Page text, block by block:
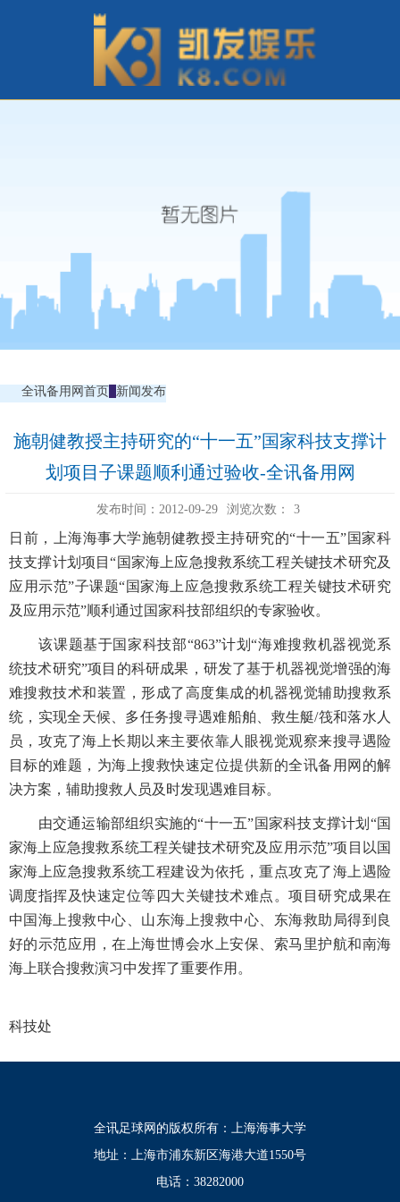
全讯备用网首页 新闻发布
施朝健教授主持研究的“十一五”国家科技支撑计
划项目子课题顺利通过验收-全讯备用网
发布时间：2012-09-29 浏览次数： 3
日前，上海海事大学施朝健教授主持研究的“十一五”国家科
技支撑计划项目“国家海上应急搜救系统工程关键技术研究及
应用示范”子课题“国家海上应急搜救系统工程关键技术研究
及应用示范”顺利通过国家科技部组织的专家验收。
该课题基于国家科技部“863”计划“海难搜救机器视觉系
统技术研究”项目的科研成果，研发了基于机器视觉增强的海
难搜救技术和装置，形成了高度集成的机器视觉辅助搜救系
统，实现全天候、多任务搜寻遇难船舶、救生艇/筏和落水人
员，攻克了海上长期以来主要依靠人眼视觉观察来搜寻遇险
目标的难题，为海上搜救快速定位提供新的全讯备用网的解
决方案，辅助搜救人员及时发现遇难目标。
由交通运输部组织实施的“十一五”国家科技支撑计划“国
家海上应急搜救系统工程关键技术研究及应用示范”项目以国
家海上应急搜救系统工程建设为依托，重点攻克了海上遇险
调度指挥及快速定位等四大关键技术难点。项目研究成果在
中国海上搜救中心、山东海上搜救中心、东海救助局得到良
好的示范应用，在上海世博会水上安保、索马里护航和南海
海上联合搜救演习中发挥了重要作用。
科技处
全讯足球网的版权所有：上海海事大学
地址：上海市浦东新区海港大道1550号
电话：38282000